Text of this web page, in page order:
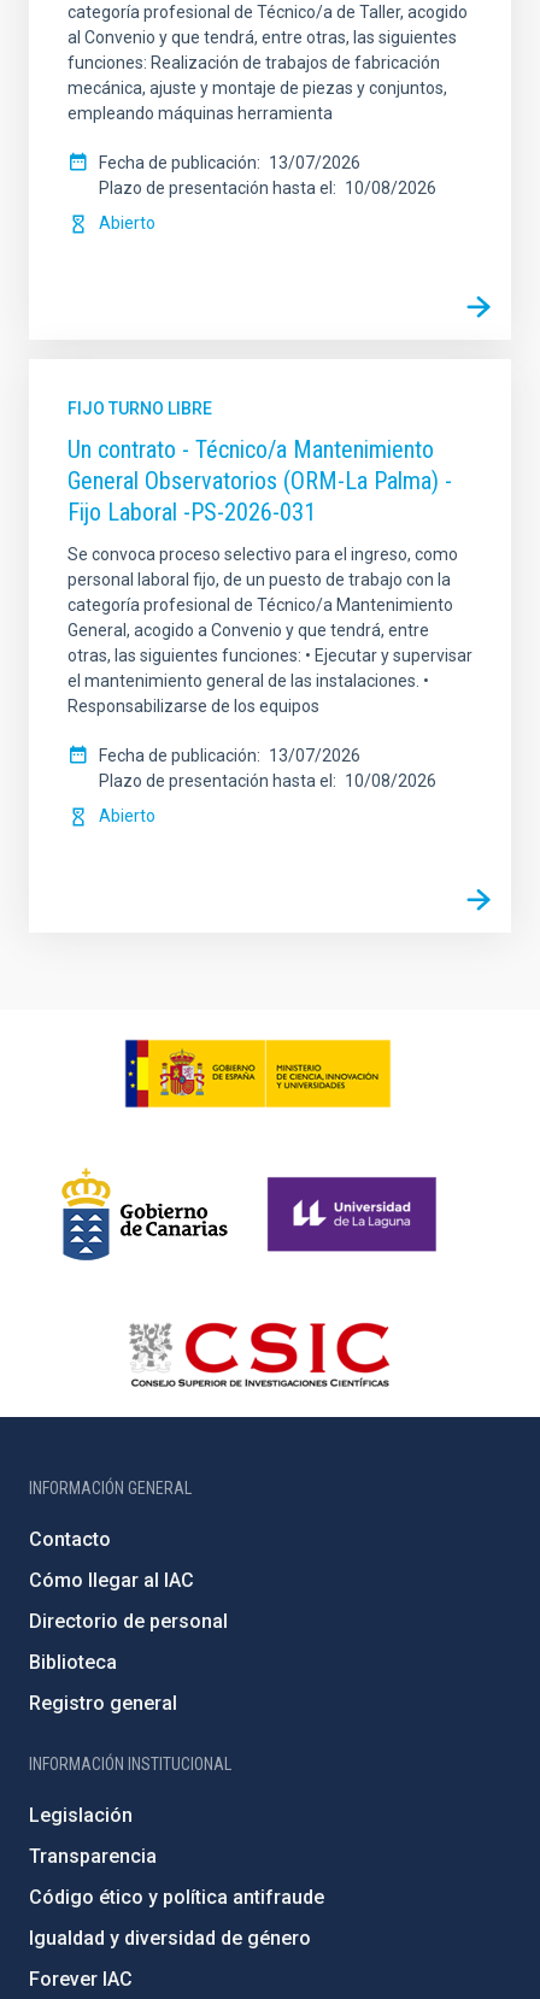
categoría profesional de Técnico/a de Taller, acogido
al Convenio y que tendrá, entre otras, las siguientes
funciones: Realización de trabajos de fabricación
mecánica, ajuste y montaje de piezas y conjuntos,
empleando máquinas herramienta
Fecha de publicación
13/07/2026
Plazo de presentación hasta el
10/08/2026
Abierto
FIJO TURNO LIBRE
Un contrato - Técnico/a Mantenimiento
General Observatorios (ORM-La Palma) -
Fijo Laboral -PS-2026-031
Se convoca proceso selectivo para el ingreso, como
personal laboral fijo, de un puesto de trabajo con la
categoría profesional de Técnico/a Mantenimiento
General, acogido a Convenio y que tendrá, entre
otras, las siguientes funciones: • Ejecutar y supervisar
el mantenimiento general de las instalaciones. •
Responsabilizarse de los equipos
Fecha de publicación
13/07/2026
Plazo de presentación hasta el
10/08/2026
Abierto
INFORMACIÓN GENERAL
Contacto
Cómo llegar al IAC
Directorio de personal
Biblioteca
Registro general
INFORMACIÓN INSTITUCIONAL
Legislación
Transparencia
Código ético y política antifraude
Igualdad y diversidad de género
Forever IAC